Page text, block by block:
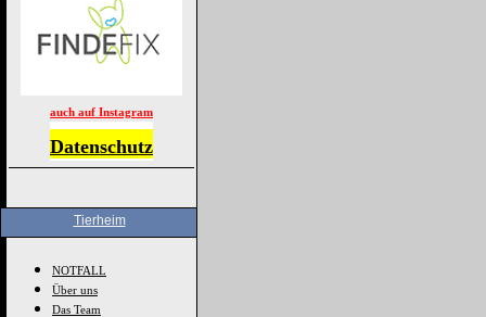
auch auf Instagram
Datenschutz
Tierheim
NOTFALL
Über uns
Das Team